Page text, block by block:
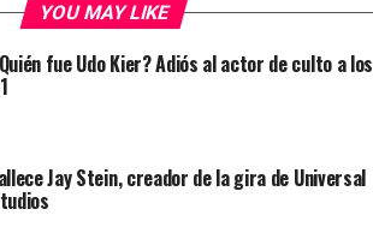
YOU MAY LIKE
fue Udo Kier? Adiós al actor de culto a los
Jay Stein, creador de la gira de Universal